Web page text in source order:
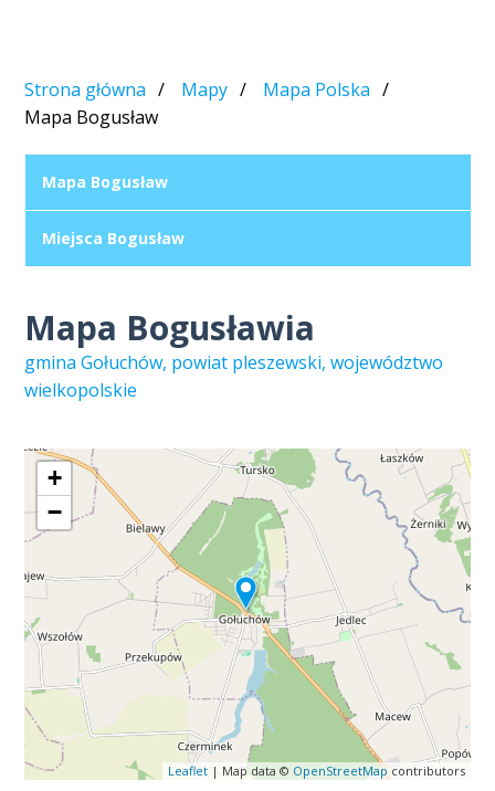
Strona główna Mapy
Mapa Polska
Mapa Bogusław
Mapa Bogusław
Miejsca Bogusław
Mapa Bogusławia
gmina Gołuchów, powiat pleszewski, województwo
wielkopolskie
+
−
Leaflet| Map data © OpenStreetMapcontributors